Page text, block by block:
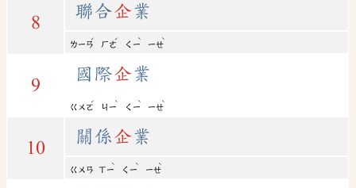
8
聯合企業
ㄌㄧㄢ
ˊ
ㄏㄜ
ˊ
ㄑㄧ
ˋ
ㄧㄝ
ˋ
9
國際企業
ㄍㄨㄛ
ˊ
ㄐㄧ
ˋ
ㄑㄧ
ˋ
ㄧㄝ
ˋ
10
關係企業
ㄍㄨㄢ ㄒㄧ
ˋ
ㄑㄧ
ˋ
ㄧㄝ
ˋ